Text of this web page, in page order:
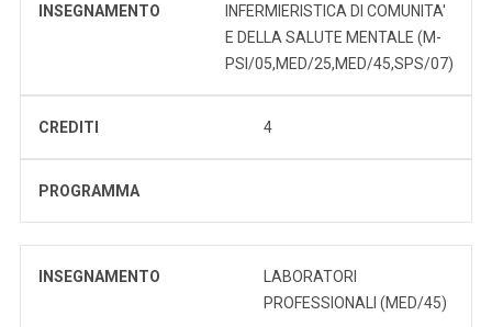
INSEGNAMENTO
INFERMIERISTICA DI COMUNITA'
E DELLA SALUTE MENTALE (M-
PSI/05,MED/25,MED/45,SPS/07)
CREDITI 4
PROGRAMMA
INSEGNAMENTO
LABORATORI
PROFESSIONALI (MED/45)